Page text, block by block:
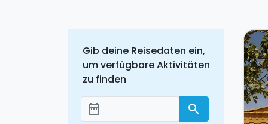
Gib deine Reisedaten ein,
um verfügbare Aktivitäten
zu finden
Добавить даты
date_range search